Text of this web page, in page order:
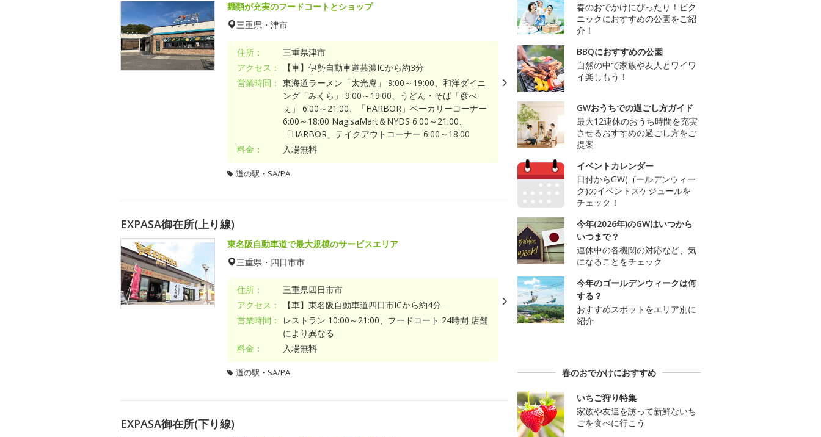
麺類が充実のフードコートとショップ
三重県・津市
住所：
三重県津市
アクセス：
【車】伊勢自動車道芸濃ICから約3分
営業時間： 東海道ラーメン「太光庵」 9:00～19:00、和洋ダイニ
ング「みくら」 9:00～19:00、うどん・そば「彦べ
ぇ」 6:00～21:00、「HARBOR」ベーカリーコーナー
6:00～18:00 NagisaMart＆NYDS 6:00～21:00、
「HARBOR」テイクアウトコーナー 6:00～18:00
料金：
入場無料
道の駅・SA/PA
EXPASA御在所(上り線)
東名阪自動車道で最大規模のサービスエリア
三重県・四日市市
住所：
三重県四日市市
アクセス：
【車】東名阪自動車道四日市ICから約4分
営業時間：
レストラン 10:00～21:00、フードコート 24時間 店舗
により異なる
料金：
入場無料
道の駅・SA/PA
EXPASA御在所(下り線)
春のおでかけにぴったり！ピク
ニックにおすすめの公園をご紹
介！
BBQにおすすめの公園
自然の中で家族や友人とワイワ
イ楽しもう！
GWおうちでの過ごし方ガイド
最大12連休のおうち時間を充実
させるおすすめの過ごし方をご
提案
イベントカレンダー
日付からGW(ゴールデンウィー
ク)のイベントスケジュールを
チェック！
今年(2026年)のGWはいつから
いつまで？
連休中の各機関の対応など、気
になることをチェック
今年のゴールデンウィークは何
する？
おすすめスポットをエリア別に
紹介
春のおでかけにおすすめ
いちご狩り特集
家族や友達を誘って新鮮ないち
ごを食べに行こう